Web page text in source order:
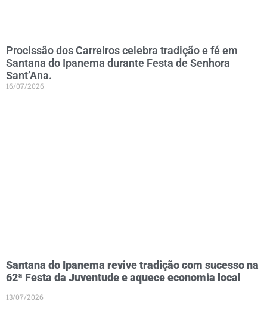
Procissão dos Carreiros celebra tradição e fé em
Santana do Ipanema durante Festa de Senhora
Sant’Ana.
16/07/2026
Santana do Ipanema revive tradição com sucesso na
62ª Festa da Juventude e aquece economia local
13/07/2026